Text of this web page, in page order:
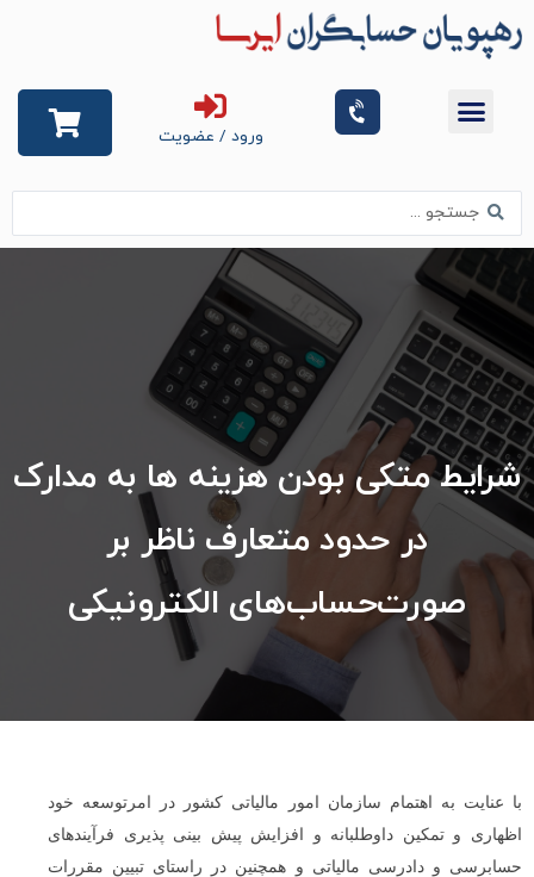
به
منو
ورود / عضویت
سبد
جستجو...
شرایط متکی بودن هزینه ها به مدارک
در حدود متعارف ناظر بر
صورت‌حساب‌های الکترونیکی
با عنایت به اهتمام سازمان امور مالیاتی کشور در امرتوسعه خود
اظهاری و تمکین داوطلبانه و افزایش پیش ‌بینی ‌پذیری فرآیندهای
حسابرسی و دادرسی مالیاتی و همچنین در راستای تبیین مقررات